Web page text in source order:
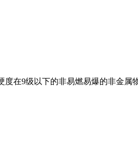
在9级以下的非易燃易爆的非金属